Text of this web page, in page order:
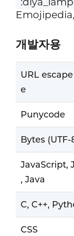
개발자용
URL
e
Punycode
Bytes (UTF-
JavaScript,
, Java
C, C++,
CSS